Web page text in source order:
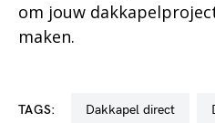
om jouw
maken.
TAGS: dakkapel direct